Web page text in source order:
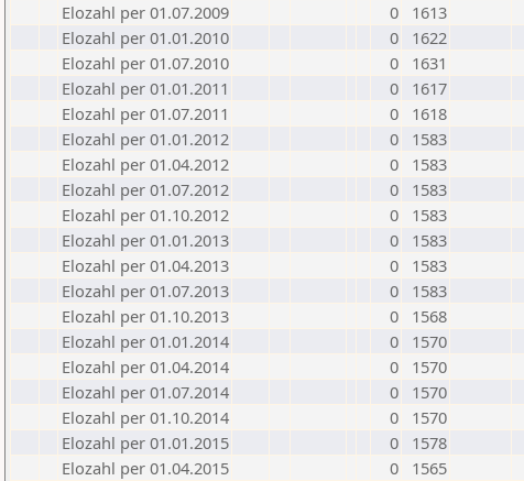
Elozahl per 01.07.2009
0
1613
Elozahl per 01.01.2010
0
1622
Elozahl per 01.07.2010
0
1631
Elozahl per 01.01.2011
0
1617
Elozahl per 01.07.2011
0
1618
Elozahl per 01.01.2012
0
1583
Elozahl per 01.04.2012
0
1583
Elozahl per 01.07.2012
0
1583
Elozahl per 01.10.2012
0
1583
Elozahl per 01.01.2013
0
1583
Elozahl per 01.04.2013
0
1583
Elozahl per 01.07.2013
0
1583
Elozahl per 01.10.2013
0
1568
Elozahl per 01.01.2014
0
1570
Elozahl per 01.04.2014
0
1570
Elozahl per 01.07.2014
0
1570
Elozahl per 01.10.2014
0
1570
Elozahl per 01.01.2015
0
1578
Elozahl per 01.04.2015
0
1565